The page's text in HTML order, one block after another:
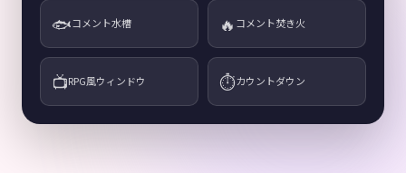
🐟コメント水槽 🔥 コメント焚き火
📺RPG風ウィンドウ ⏱️カウントダウン